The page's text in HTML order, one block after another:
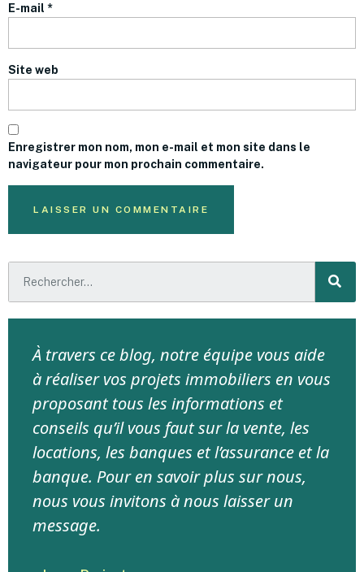
E-mail *
Site web
Enregistrer mon nom, mon e-mail et mon site dans le
navigateur pour mon prochain commentaire.
À travers ce blog, notre équipe vous aide
à réaliser vos projets immobiliers en vous
proposant tous les informations et
conseils qu’il vous faut sur la vente, les
locations, les banques et l’assurance et la
banque. Pour en savoir plus sur nous,
nous vous invitons à nous laisser un
message.